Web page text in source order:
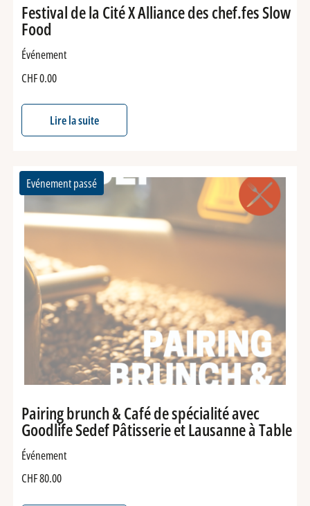
Festival de la Cité X Alliance des chef.fes Slow
Food
Événement
CHF0.00
Lire la suite
Evénement passé
Pairing brunch & Café de spécialité avec
Goodlife Sedef Pâtisserie et Lausanne à Table
Événement
CHF80.00